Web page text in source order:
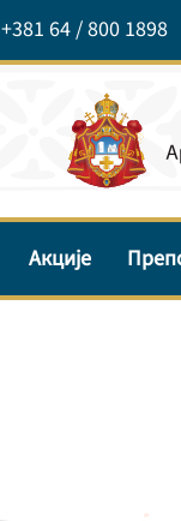
+381 64 / 800 1898
Акције